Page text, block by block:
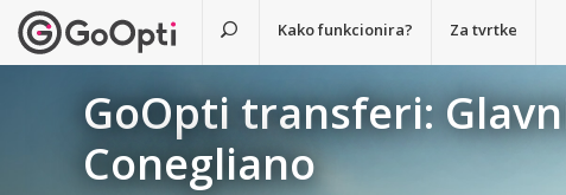
Kako funkcionira? Za tvrtke
GoOpti transferi:
Conegliano